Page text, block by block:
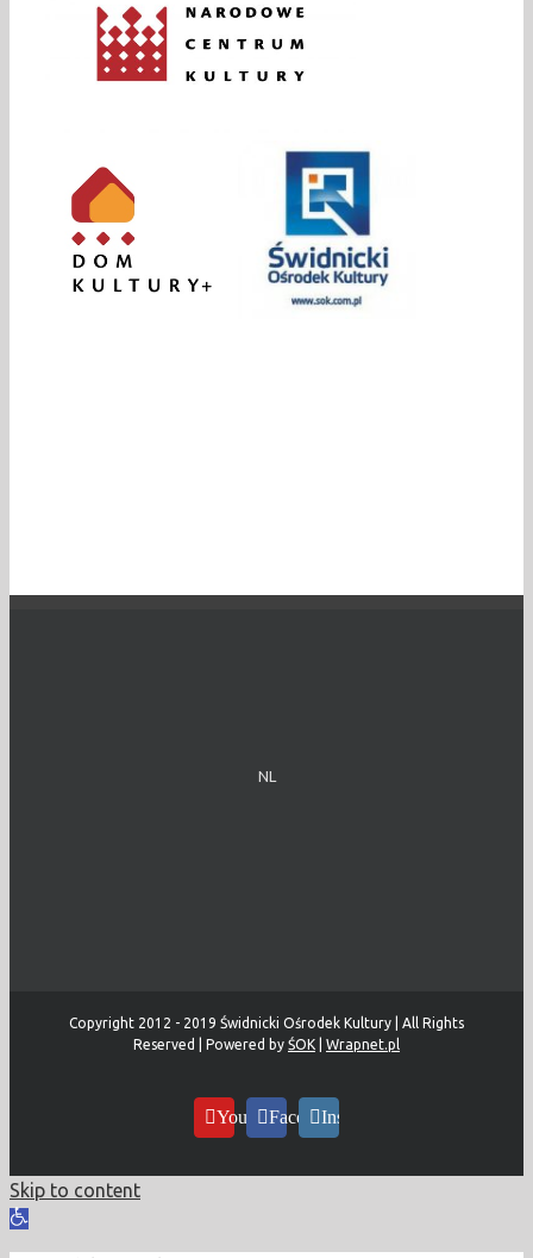
NL
Copyright 2012 - 2019 Świdnicki Ośrodek Kultury | All Rights
Reserved | Powered by ŚOK Wrapnet.pl
YouTubeFacebookInstagram
Skip to content
Open